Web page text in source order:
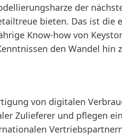
der
bieten. Das ist die
Know-how von
den Wandel hin
von digitalen
Zulieferer und pflegen